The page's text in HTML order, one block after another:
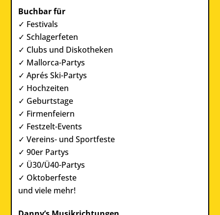
Buchbar für
✓ Festivals
✓ Schlagerfeten
✓ Clubs und Diskotheken
✓ Mallorca-Partys
✓ Aprés Ski-Partys
✓ Hochzeiten
✓ Geburtstage
✓ Firmenfeiern
✓ Festzelt-Events
✓ Vereins- und Sportfeste
✓ 90er Partys
✓ Ü30/Ü40-Partys
✓ Oktoberfeste
und viele mehr!